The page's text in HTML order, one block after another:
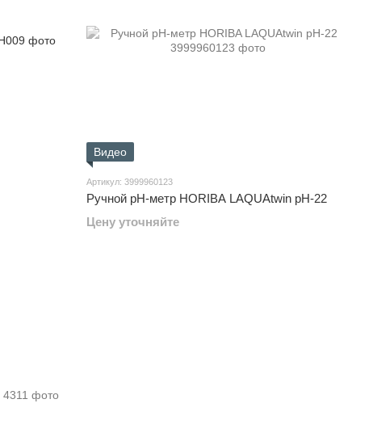
Видео
Артикул: 3999960123
Ручной pH-метр HORIBA LAQUAtwin pH-22
Цену уточняйте